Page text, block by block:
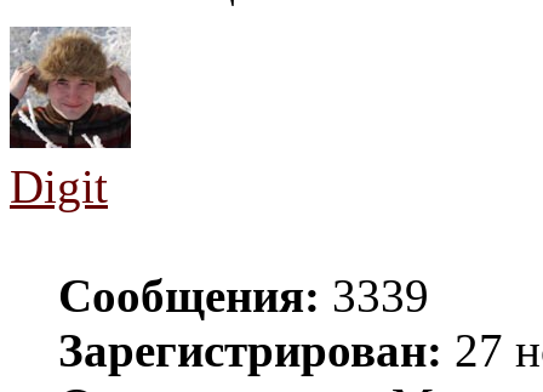
Digit
Сообщения: 3339
Зарегистрирован: 27